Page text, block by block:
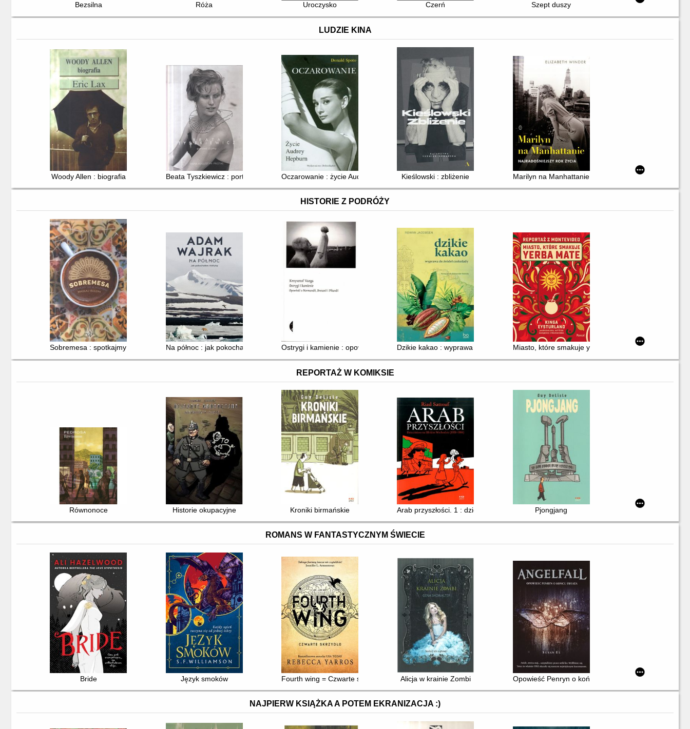
Bezsilna Róża Uroczysko Czerń Szept duszy
LUDZIE KINA
Woody Allen : biografia Beata Tyszkiewicz : portret damy Oczarowanie : życie Audrey Hepburn Kieślowski : zbliżenie Marilyn na Manhattanie : najradośniejszy rok życia
HISTORIE Z PODRÓŻY
Sobremesa : spotkajmy się w HiszpaniiNa północ : jak pokochałem Arktykę Ostrygi i kamienie : opowieść o Normandii, Bretanii i Pikardii
Dzikie kakao : wyprawa do źródeł czekoladyMiasto, które smakuje yerba mate : reportaż z
REPORTAŻ W KOMIKSIE
Równonoce Historie okupacyjne Kroniki birmańskie Arab przyszłości. 1 : dzieciństwo na Bliskim Wschodzie (1978-1984)
Pjongjang
ROMANS W FANTASTYCZNYM ŚWIECIE
Bride Język smoków Fourth wing = Czwarte skrzydło Alicja w krainie Zombi Opowieść Penryn o końcu świata
NAJPIERW KSIĄŻKA A POTEM EKRANIZACJA :)